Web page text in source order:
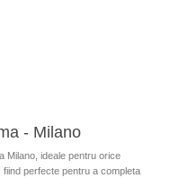
- Milano
Milano, ideale pentru orice
perfecte pentru a completa